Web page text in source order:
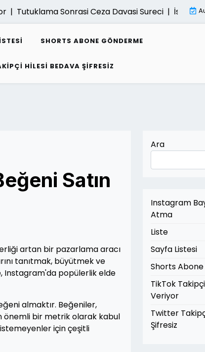
Sonrasi Ceza Davasi Sureci |İsletmeler
SHORTS ABONE GÖNDERME
HILESI BEDAVA ŞIFRESIZ
Satın
artan bir pazarlama aracı
tanıtmak, büyütmek ve
Instagram'da popülerlik elde
almaktır. Beğeniler,
önemli bir metrik olarak kabul
için çeşitli
Ara
Instagram
Atma
Liste
Sayfa Listesi
Shorts
TikTok
Veriyor
Twitter
Şifresiz